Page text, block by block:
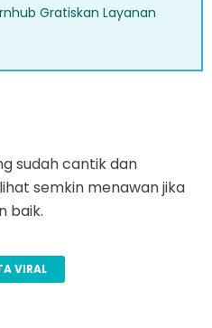
Gratiskan Layanan
sudah cantik dan
semkin menawan jika
baik.
VIRAL